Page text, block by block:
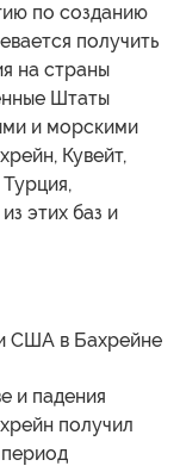
по созданию
получить
на страны
Штаты
и морскими
Кувейт,
этих баз и
и падения
получил